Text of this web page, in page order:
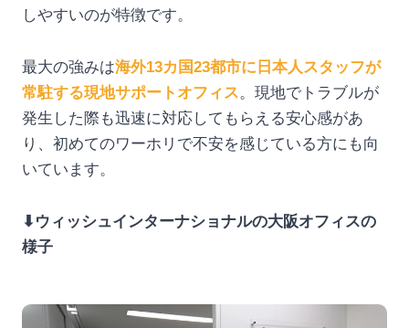
しやすいのが特徴です。
最大の強みは海外13カ国23都市に日本人スタッフが
常駐する現地サポートオフィス。現地でトラブルが
発生した際も迅速に対応してもらえる安心感があ
り、初めてのワーホリで不安を感じている方にも向
いています。
⬇︎ウィッシュインターナショナルの大阪オフィスの
様子